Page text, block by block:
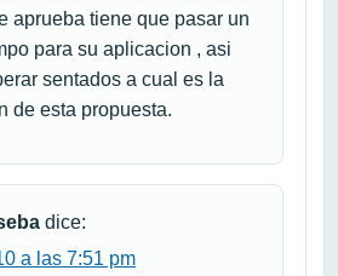
aprueba tiene que pasar un
para su aplicacion , asi
sentados a cual es la
de esta propuesta.
dice:
a las 7:51 pm